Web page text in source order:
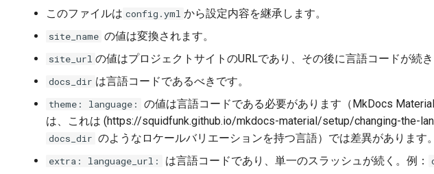
このファイルは config.yml から設定内容を継承します。
site_name の値は変換されます。
site_url の値はプロジェクトサイトのURLであり、その後に言語コードが続き
docs_dir は言語コードであるべきです。
theme: language:
の値は言語コードである必要があります（MkDocs
は、これは (https://squidfunk.github.io/mkdocs-material/setup/changing-the-
docs_dir のようなロケールバリエーションを持つ言語）では差異があります。
extra: language_url: は言語コードであり、単一のスラッシュが続く。例：